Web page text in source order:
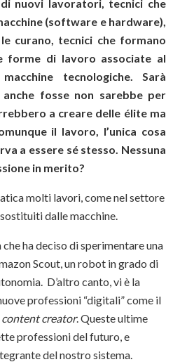
nuovi lavoratori, tecnici che
(software e hardware),
curano, tecnici che formano
forme di lavoro associate al
tecnologiche. Sarà
fosse non sarebbe per
a creare delle élite ma
il lavoro, l’unica cosa
a essere sé stesso. Nessuna
in merito?
molti lavori, come nel settore
dalle macchine.
ha deciso di sperimentare una
Scout, un robot in grado di
D’altro canto, vi è la
professioni “digitali” come il
content creator. Queste ultime
professioni del futuro, e
del nostro sistema.